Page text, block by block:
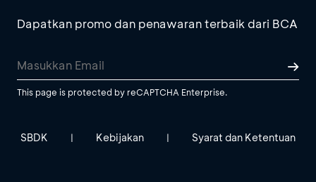
Dapatkan promo dan penawaran terbaik dari BCA
This page is protected by reCAPTCHA Enterprise.
SBDK | Kebijakan | Syarat dan Ketentuan